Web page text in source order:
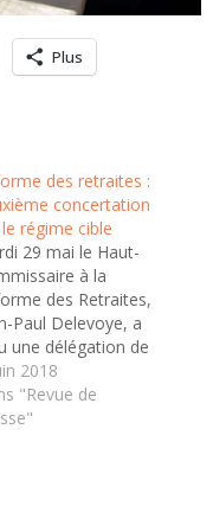
Plus
des retraites :
concertation
régime cible
29 mai le Haut-
à la
des Retraites,
Paul Delevoye, a
une délégation de
conduite par
Bérille, Secrétaire
Cette réunion
2018
"Revue de